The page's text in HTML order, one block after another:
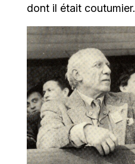
dont il était coutumier.